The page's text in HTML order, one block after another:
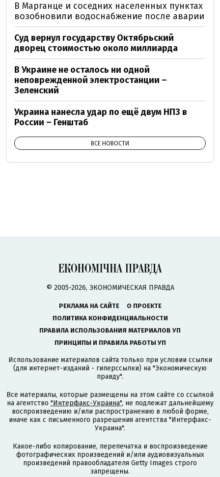
В Марганце и соседних населенных пунктах
возобновили водоснабжение после аварии
Суд вернул государству Октябрьский
дворец стоимостью около миллиарда
В Украине не осталось ни одной
неповрежденной электростанции –
Зеленский
Украина нанесла удар по ещё двум НПЗ в
России – Генштаб
ВСЕ НОВОСТИ
© 2005-2026, ЭКОНОМИЧЕСКАЯ ПРАВДА
РЕКЛАМА НА САЙТЕ
О ПРОЕКТЕ
ПОЛИТИКА КОНФИДЕНЦИАЛЬНОСТИ
ПРАВИЛА ИСПОЛЬЗОВАНИЯ МАТЕРИАЛОВ УП
ПРИНЦИПЫ И ПРАВИЛА РАБОТЫ УП
Использование материалов сайта только при условии ссылки
(для интернет-изданий - гиперссылки) на "Экономическую
правду".
Все материалы, которые размещены на этом сайте со ссылкой
на агентство "Интерфакс-Украина", не подлежат дальнейшему
воспроизведению и/или распространению в любой форме,
иначе как с письменного разрешения агентства "Интерфакс-
Украина".
Какое-либо копирование, перепечатка и воспроизведение
фотографических произведений и/или аудиовизуальных
произведений правообладателя Getty Images строго
запрещены.